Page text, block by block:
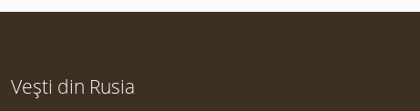
Vești din Rusia